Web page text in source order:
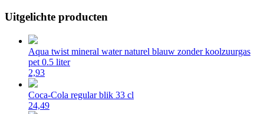
Uitgelichte producten
Aqua twist mineral water naturel blauw zonder koolzuurgas
pet 0.5 liter
2,93
Coca-Cola regular blik 33 cl
24,49